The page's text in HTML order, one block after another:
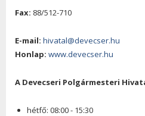
Fax: 88/512-710
E-mail: hivatal@devecser.hu
Honlap: www.devecser.hu
A Devecseri Polgármesteri
hétfő: 08:00 - 15:30